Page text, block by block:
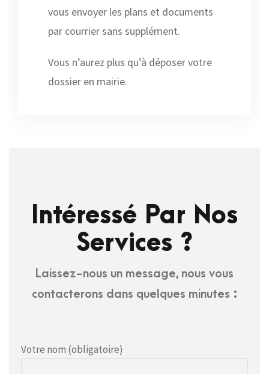
vous envoyer les plans et documents
par courrier sans supplément.
Vous n’aurez plus qu’à déposer votre
dossier en mairie.
Intéressé Par Nos
Services ?
Laissez-nous un message, nous vous
contacterons dans quelques minutes :
Votre nom (obligatoire)